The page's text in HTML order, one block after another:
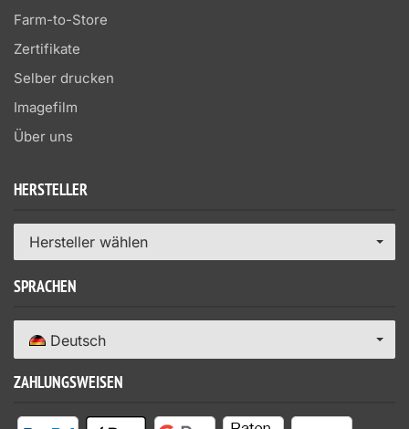
Farm-to-Store
Zertifikate
Selber drucken
Imagefilm
Über uns
HERSTELLER
Hersteller wählen
SPRACHEN
Deutsch
ZAHLUNGSWEISEN